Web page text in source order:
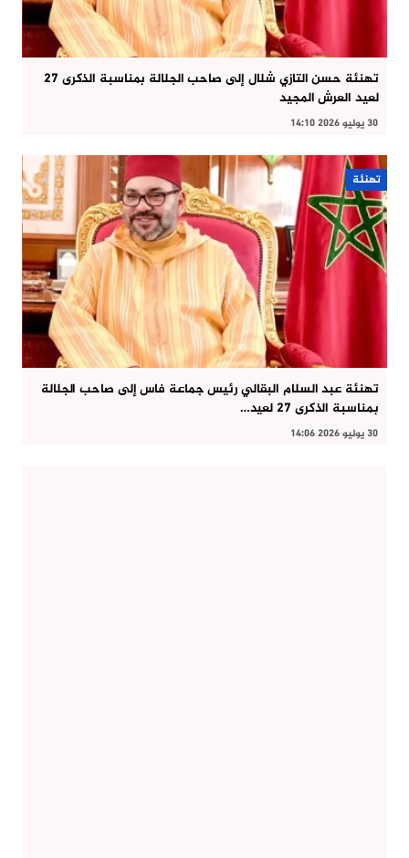
تهنئة حسن التازي شلال إلى صاحب الجلالة بمناسبة الذكرى 27
لعيد العرش المجيد
30 يوليو 2026 14:10
تهنئة
تهنئة عبد السلام البقالي رئيس جماعة فاس إلى صاحب الجلالة
بمناسبة الذكرى 27 لعيد…
30 يوليو 2026 14:06